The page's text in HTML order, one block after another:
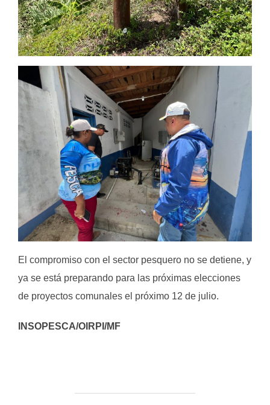
El compromiso con el sector pesquero no se detiene, y
ya se está preparando para las próximas elecciones
de proyectos comunales el próximo 12 de julio.
INSOPESCA/OIRPI/MF